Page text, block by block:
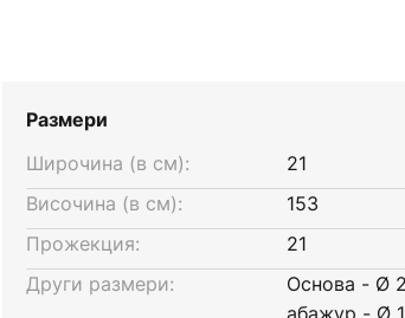
Размери
Широчина (в см):
21
Височина (в см):
153
Прожекция:
21
Други размери:
Основа - Ø